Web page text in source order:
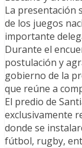
La presentación
de los juegos
importante
Durante el
postulación y
gobierno de la
que reúne a
El predio de
exclusivamente
donde se
fútbol, rugby,